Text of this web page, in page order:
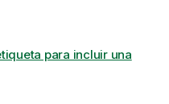
para incluir una